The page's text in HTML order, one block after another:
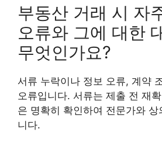
부동산 거래 시 자
오류와 그에 대한
무엇인가요?
서류 누락이나 정보 오류, 계약
오류입니다. 서류는 제출 전 재
은 명확히 확인하여 전문가와
니다.